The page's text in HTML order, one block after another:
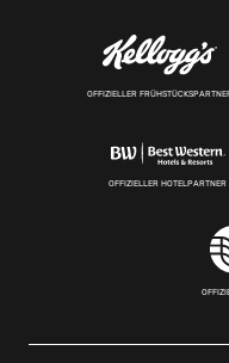
OFFIZIELLER
OFFIZIELLER